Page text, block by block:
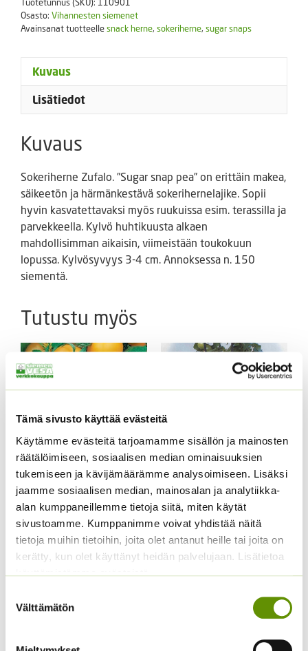
Tämä sivusto käyttää evästeitä
Käytämme evästeitä tarjoamamme sisällön ja mainosten
räätälöimiseen, sosiaalisen median ominaisuuksien
tukemiseen ja kävijämäärämme analysoimiseen. Lisäksi
jaamme sosiaalisen median, mainosalan ja analytiikka-
alan kumppaneillemme tietoja siitä, miten käytät
sivustoamme. Kumppanimme voivat yhdistää näitä
tietoja muihin tietoihin, joita olet antanut heille tai joita on
kerätty, kun olet käyttänyt heidän palvelujaan. Lisätietoa
käyttämistämme evästeistä
valinta
Välttämätön
Osasto: Vihannesten siemenet
Avainsanat tuotteellesnack herne, sokeriherne, sugar snaps
Kuvaus
Lisätiedot
Kuvaus
Sokeriherne Zufalo. ”Sugar snap pea” on erittäin makea,
säikeetön ja härmänkestävä sokerihernelajike. Sopii
hyvin kasvatettavaksi myös ruukuissa esim. terassilla ja
parvekkeella. Kylvö huhtikuusta alkaen
mahdollisimman aikaisin, viimeistään toukokuun
lopussa. Kylvösyvyys 3-4 cm. Annoksessa n. 150
siementä.
Tutustu myös
Tomaatti Goldene
Königin Sperli
valmispussi
ALE!
5,50 €
Alkuperäinen
hinta
5,50 €.
4,99€Nykyinen
hinta
Sisältää
arvonlisäveron
Pensastomaatti Totem
F1 10 s.
4,95 € Sisältää arvonlisäveron